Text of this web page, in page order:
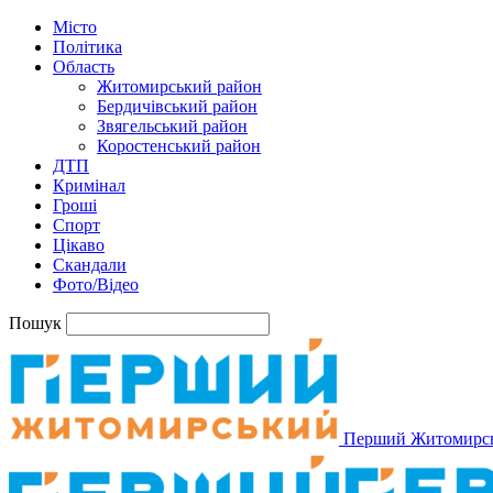
Місто
Політика
Область
Житомирський район
Бердичівський район
Звягельський район
Коростенський район
ДТП
Кримінал
Гроші
Спорт
Цікаво
Скандали
Фото/Відео
Пошук
Перший